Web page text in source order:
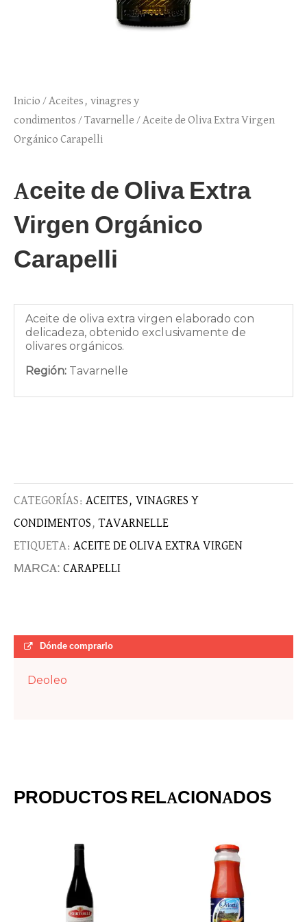
Inicio /Aceites, vinagres y
condimentos /Tavarnelle / Aceite de Oliva Extra Virgen
Orgánico Carapelli
Aceite de Oliva Extra
Virgen Orgánico
Carapelli
Aceite de oliva extra virgen elaborado con
delicadeza, obtenido exclusivamente de
olivares orgánicos.
Región: Tavarnelle
CATEGORÍAS: ACEITES, VINAGRES Y
CONDIMENTOS ,TAVARNELLE
ETIQUETA: ACEITE DE OLIVA EXTRA VIRGEN
MARCA: CARAPELLI
Dónde comprarlo
Deoleo
PRODUCTOS RELACIONADOS